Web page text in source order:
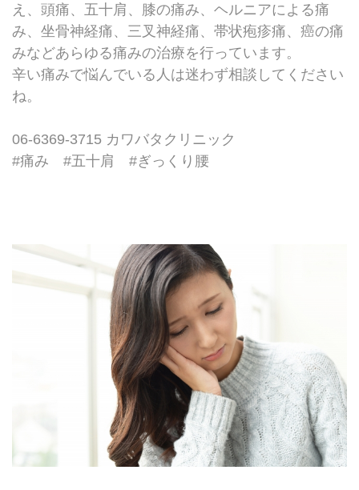
え、頭痛、五十肩、膝の痛み、ヘルニアによる痛
み、坐骨神経痛、三叉神経痛、帯状疱疹痛、癌の痛
みなどあらゆる痛みの治療を行っています。
辛い痛みで悩んでいる人は迷わず相談してください
ね。
06-6369-3715 カワバタクリニック
#痛み
#五十肩 #ぎっくり腰